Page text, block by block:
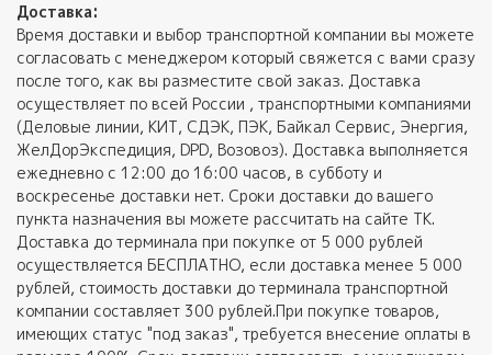
Доставка:
Время доставки и выбор транспортной компании вы можете
согласовать с менеджером который свяжется с вами сразу
после того, как вы разместите свой заказ. Доставка
осуществляет по всей России , транспортными компаниями
(Деловые линии, КИТ, СДЭК, ПЭК, Байкал Сервис, Энергия,
ЖелДорЭкспедиция, DPD, Возовоз). Доставка выполняется
ежедневно с 12:00 до 16:00 часов, в субботу и
воскресенье доставки нет. Сроки доставки до вашего
пункта назначения вы можете рассчитать на сайте ТК.
Доставка до терминала при покупке от 5 000 рублей
осуществляется БЕСПЛАТНО, если доставка менее 5 000
рублей, стоимость доставки до терминала транспортной
компании составляет 300 рублей.При покупке товаров,
имеющих статус "под заказ", требуется внесение оплаты в